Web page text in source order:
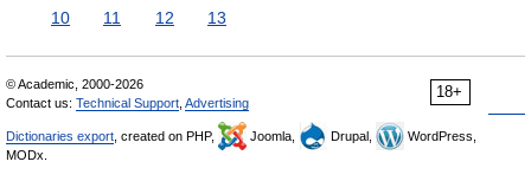
10
11 12 13
18+
© Academic, 2000-2026
Contact us: Technical Support Advertising
Dictionaries export , created on PHP, Joomla, Drupal,
WordPress,
MODx.